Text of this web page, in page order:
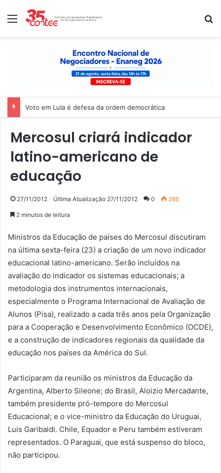
Menu
Voto em Lula é defesa da ordem democrática
Mercosul criará indicador
latino-americano de
educação
27/11/2012 Última Atualização 27/11/2012 0 288
2 minutos de leitura
Ministros da Educação de países do Mercosul discutiram
na última sexta-feira (23) a criação de um novo indicador
educacional latino-americano. Serão incluídos na
avaliação do indicador os sistemas educacionais; a
metodologia dos instrumentos internacionais,
especialmente o Programa Internacional de Avaliação de
Alunos (Pisa), realizado a cada três anos pela Organização
para a Cooperação e Desenvolvimento Econômico (OCDE),
e a construção de indicadores regionais da qualidade da
educação nos países da América do Sul.
Participaram da reunião os ministros da Educação da
Argentina, Alberto Sileone; do Brasil, Aloizio Mercadante,
também presidente pró-tempore do Mercosul
Educacional; e o vice-ministro da Educação do Uruguai,
Luis Garibaldi. Chile, Equador e Peru também estiveram
representados. O Paraguai, que está suspenso do bloco,
não participou.